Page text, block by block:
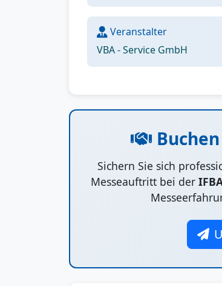
Veranstalter
VBA - Service GmbH
Sichern Sie sich
Messeauftritt bei der